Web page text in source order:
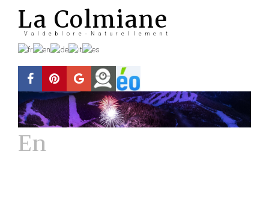
La Colmiane
Valdeblore-Naturellement
En